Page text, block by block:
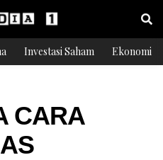
Investasi Saham Ekonomi
CARA